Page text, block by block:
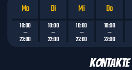
Mo Di Mi Do
10:00
—
22:00
10:00
—
22:00
10:00
—
22:00
10:00
—
22:00
Kontakte